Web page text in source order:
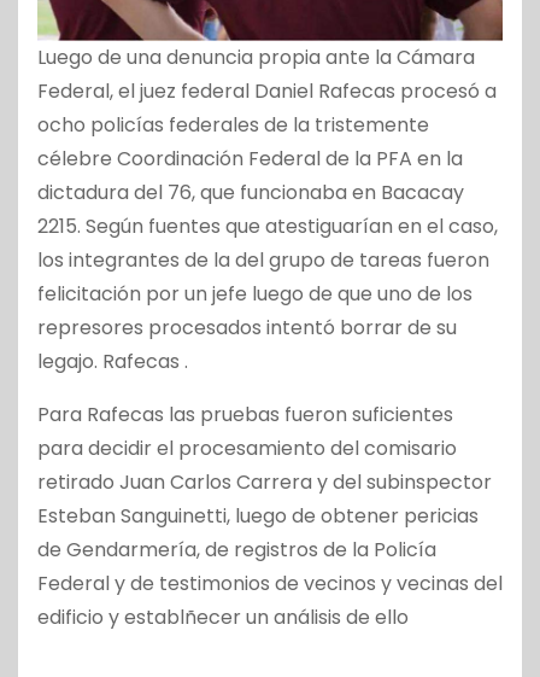
Luego de una denuncia propia ante la Cámara
Federal, el juez federal Daniel Rafecas procesó a
ocho policías federales de la tristemente
célebre Coordinación Federal de la PFA en la
dictadura del 76, que funcionaba en Bacacay
2215. Según fuentes que atestiguarían en el caso,
los integrantes de la del grupo de tareas fueron
felicitación por un jefe luego de que uno de los
represores procesados intentó borrar de su
legajo. Rafecas .
Para Rafecas las pruebas fueron suficientes
para decidir el procesamiento del comisario
retirado Juan Carlos Carrera y del subinspector
Esteban Sanguinetti, luego de obtener pericias
de Gendarmería, de registros de la Policía
Federal y de testimonios de vecinos y vecinas del
edificio y establñecer un análisis de ello